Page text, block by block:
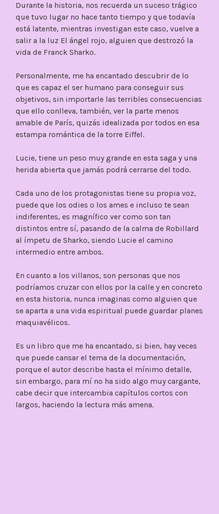
Durante la historia, nos recuerda un suceso trágico
que tuvo lugar no hace tanto tiempo y que todavía
está latente, mientras investigan este caso, vuelve a
salir a la luz El ángel rojo, alguien que destrozó la
vida de Franck Sharko.
Personalmente, me ha encantado descubrir de lo
que es capaz el ser humano para conseguir sus
objetivos, sin importarle las terribles consecuencias
que ello conlleva, también, ver la parte menos
amable de París, quizás idealizada por todos en esa
estampa romántica de la torre Eiffel.
Lucie, tiene un peso muy grande en esta saga y una
herida abierta que jamás podrá cerrarse del todo.
Cada uno de los protagonistas tiene su propia voz,
puede que los odies o los ames e incluso te sean
indiferentes, es magnífico ver como son tan
distintos entre sí, pasando de la calma de Robillard
al ímpetu de Sharko, siendo Lucie el camino
intermedio entre ambos.
En cuanto a los villanos, son personas que nos
podríamos cruzar con ellos por la calle y en concreto
en esta historia, nunca imaginas como alguien que
se aparta a una vida espiritual puede guardar planes
maquiavélicos.
Es un libro que me ha encantado, si bien, hay veces
que puede cansar el tema de la documentación,
porque el autor describe hasta el mínimo detalle,
sin embargo, para mí no ha sido algo muy cargante,
cabe decir que intercambia capítulos cortos con
largos, haciendo la lectura más amena.